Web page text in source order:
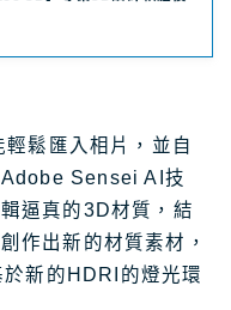
鬆匯入相片，並自
Sensei AI技
逼真的3D材質，結
作出新的材質素材，
新的HDRI的燈光環